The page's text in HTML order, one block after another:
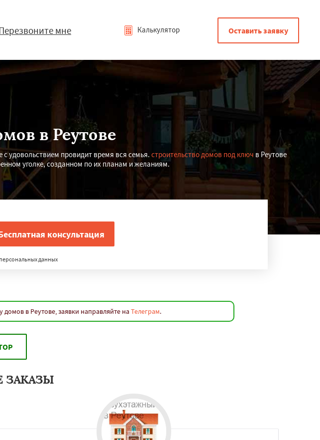
мне Калькулятор Оставить заявку
в Реутове
удовольствием провидит время вся семья. строительство домов под ключ в Реутове
уголке, созданном по их планам и желаниям.
данных
домов в Реутове, заявки направляйте на Телеграм.
ЗАКАЗЫ